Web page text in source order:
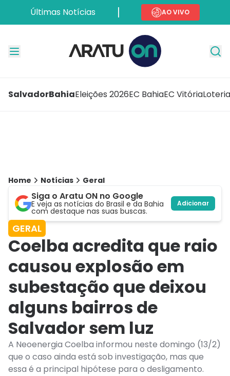
Últimas Notícias AO VIVO
SalvadorBahiaEleições 2026EC BahiaEC Vitória
Home Notícias Geral
Siga o Aratu ON no Google
E veja as notícias do Brasil e da Bahia
com destaque nas suas buscas.
Adicionar
GERAL
Coelba acredita que raio
causou explosão em
subestação que deixou
alguns bairros de
Salvador sem luz
A Neoenergia Coelba informou neste domingo (13/2)
que o caso ainda está sob investigação, mas que
essa é a principal hipótese para o desligamento.